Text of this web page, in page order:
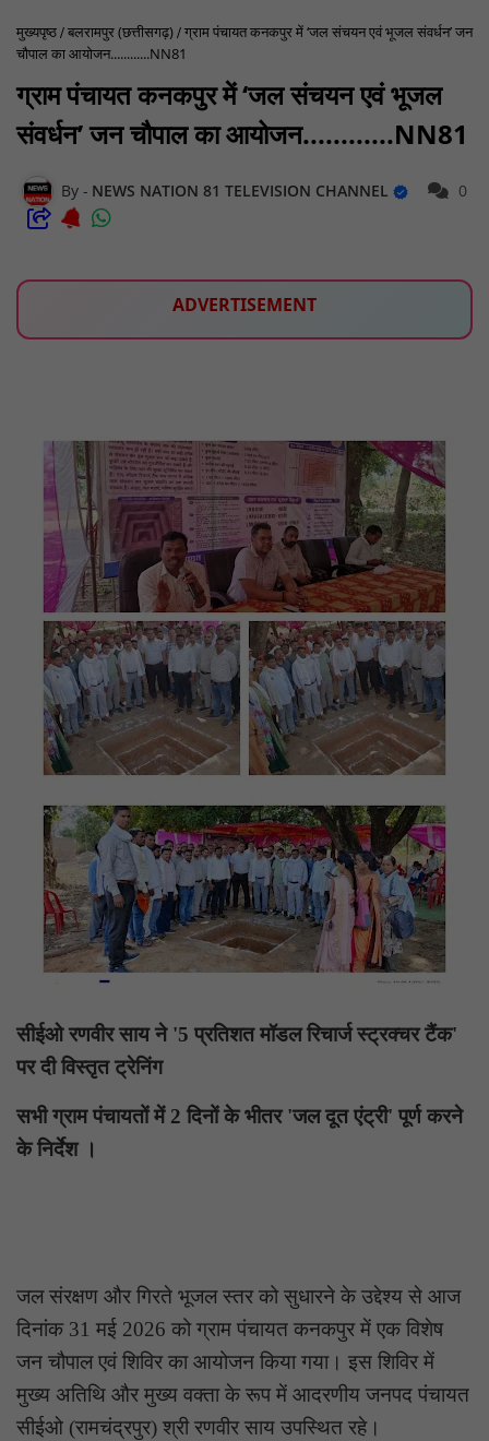
मुख्यपृष्ठ बलरामपुर (छत्तीसगढ़) ​ग्राम पंचायत कनकपुर में ‘जल संचयन एवं भूजल संवर्धन’ जन
चौपाल का आयोजन............NN81
​ग्राम पंचायत कनकपुर में ‘जल संचयन एवं भूजल
संवर्धन’ जन चौपाल का आयोजन............NN81
NEWS NATION 81 TELEVISION CHANNEL 0
ADVERTISEMENT
सीईओ रणवीर साय ने '5 प्रतिशत मॉडल रिचार्ज स्ट्रक्चर टैंक'
पर दी विस्तृत ट्रेनिंग
​सभी ग्राम पंचायतों में 2 दिनों के भीतर 'जल दूत एंट्री' पूर्ण करने
के निर्देश ।
जल संरक्षण और गिरते भूजल स्तर को सुधारने के उद्देश्य से आज
दिनांक 31 मई 2026 को ग्राम पंचायत कनकपुर में एक विशेष
जन चौपाल एवं शिविर का आयोजन किया गया। इस शिविर में
मुख्य अतिथि और मुख्य वक्ता के रूप में आदरणीय जनपद पंचायत
सीईओ (रामचंद्रपुर) श्री रणवीर साय उपस्थित रहे।